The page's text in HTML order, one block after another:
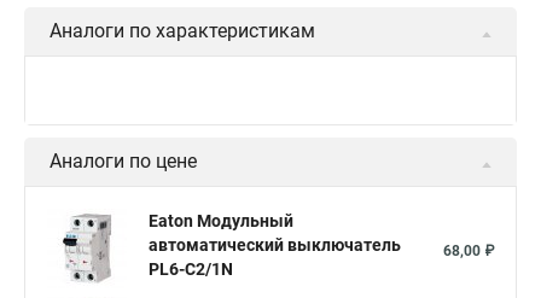
Аналоги по характеристикам
Аналоги по цене
Eaton Модульный
автоматический выключатель
PL6-C2/1N
68,00 ₽